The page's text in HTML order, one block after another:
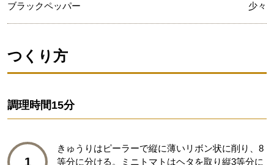
ブラックペッパー 少々
つくり方
調理時間15分
1
きゅうりはピーラーで縦に薄いリボン状に削り、8
等分に分ける。ミニトマトはヘタを取り縦3等分に